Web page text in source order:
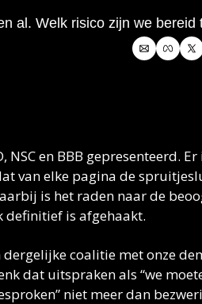
al. Welk risico zijn we bereid
en BBB gepresenteerd.
van elke pagina de
is het raden naar de
definitief is afgehaakt.
coalitie met onze
dat uitspraken als “we
niet meer dan